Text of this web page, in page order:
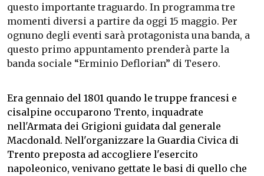
questo importante traguardo. In programma tre
momenti diversi a partire da oggi 15 maggio. Per
ognuno degli eventi sarà protagonista una banda, a
questo primo appuntamento prenderà parte la
banda sociale “Erminio Deflorian” di Tesero.
Era gennaio del 1801 quando le truppe francesi e
cisalpine occuparono Trento, inquadrate
nell'Armata dei Grigioni guidata dal generale
Macdonald. Nell'organizzare la Guardia Civica di
Trento preposta ad accogliere l'esercito
napoleonico, venivano gettate le basi di quello che